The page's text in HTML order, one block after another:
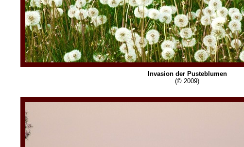
Invasion der Pusteblumen
(© 2009)